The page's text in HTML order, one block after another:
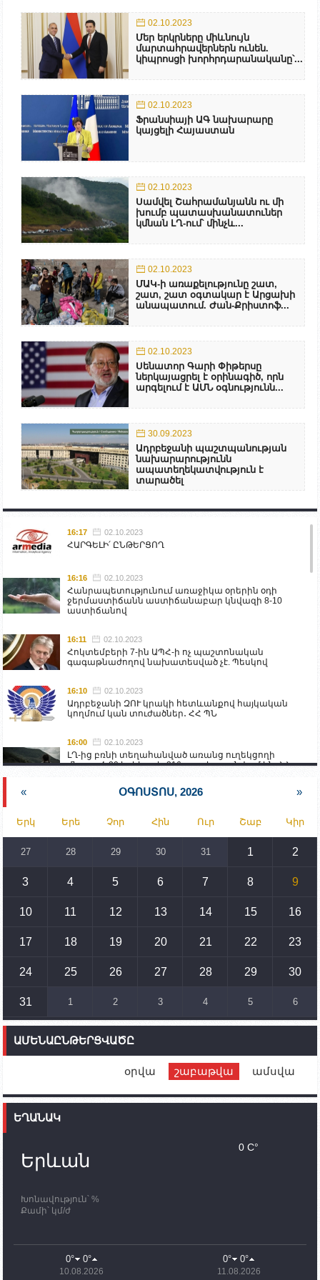
02.10.2023
Մեր երկրները միևնույն
մարտահրավերներն ունեն.
կիպրոսցի խորհրդարանականը՝...
02.10.2023
Ֆրանսիայի ԱԳ նախարարը
կայցելի Հայաստան
02.10.2023
Սամվել Շահրամանյանն ու մի
խումբ պատասխանատուներ
կմնան ԼՂ-ում՝ մինչև...
02.10.2023
ՄԱԿ-ի առաքելությունը շատ,
շատ, շատ օգտակար է Արցախի
անապատում. Ժան-Քրիստոֆ...
02.10.2023
Սենատոր Գարի Փիթերսը
ներկայացրել է օրինագիծ, որն
արգելում է ԱՄՆ օգնությունն...
30.09.2023
Ադրբեջանի պաշտպանության
նախարարությունն
ապատեղեկատվություն է
տարածել
16:17 02.10.2023
ՀԱՐԳԵԼԻ՛ ԸՆԹԵՐՑՈՂ
16:16 02.10.2023
Հանրապետությունում առաջիկա օրերին օդի
ջերմաստիճանն աստիճանաբար կնվազի 8-10
աստիճանով
16:11 02.10.2023
Հոկտեմբերի 7-ին ԱՊՀ-ի ոչ պաշտոնական
գագաթնաժողով նախատեսված չէ. Պեսկով
16:10 02.10.2023
Ադրբեջանի ԶՈՒ կրակի հետևանքով հայկական
կողմում կան տուժածներ․ ՀՀ ՊՆ
16:00 02.10.2023
ԼՂ-ից բռնի տեղահանված առանց ուղեկցողի
մնացած 20 երեխա և 216 տարեց գտնվում են ՀՀ
Իրանը կողմ է տարածաշրջանի համար շահավետ
տրանսպորտային հաղորդակցությունների
զարգացմանը, սակայն ոչ՝ միջազգային
սահմանների փոփոխությանը
15:10 02.10.2023
սպառնալիքները կասեցնելու համար. իսպանացի
պատգամավորը Գորիսում է
14:54 02.10.2023
տեղակայված հայկական դիրքերի անձնակազմի
համար սնունդ տեղափոխող մեքենայի
ունեն. կիպրոսցի խորհրդարանականը՝ Ալեն
Ֆրանսիայի ԱԳ նախարարը կայցելի Հայաստան
պատասխանատուներ կմնան ԼՂ-ում՝ մինչև
որոնողափրկարարական աշխատանքների
11:03
ՄԱԿ-ի առաքելությունը շատ, շատ, շատ օգտակար
Ադրբեջանի փոխվարչապետն այսօր կմեկնի
Ստեփանակերտ
« ՕԳՈՍՏՈՍ, 2026 »
Երկ Երե Չոր Հին Ուր Շաբ Կիր
27 28 29 30 31 1 2
3 4 5 6 7 8 9
10 11 12 13 14 15 16
17 18 19 20 21 22 23
24 25 26 27 28 29 30
31 1 2 3 4 5 6
ԱՄԵՆԱԸՆԹԵՐՑՎԱԾԸ
օրվա շաբաթվա ամսվա
ԵՂԱՆԱԿ
Երևան
Խոնավություն՝ %
Քամի՝ կմ/ժ
0 C°
0° 0°
10.08.2026
0° 0°
11.08.2026